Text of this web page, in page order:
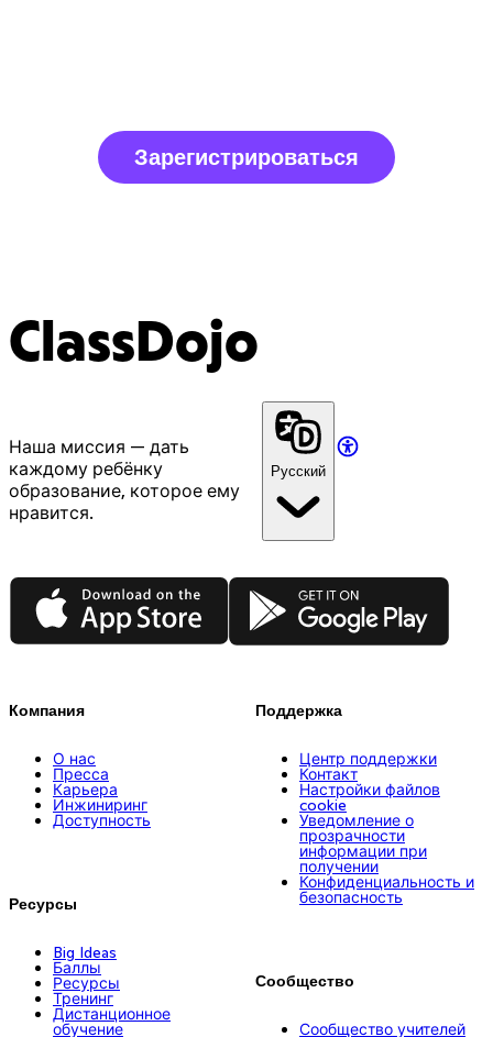
Зарегистрироваться
ClassDojo
Наша миссия — дать
каждому ребёнку
образование, которое ему
нравится.
Русский
App Store Google Play
Компания
О нас
Пресса
Карьера
Инжиниринг
Доступность
Ресурсы
Big Ideas
Баллы
Ресурсы
Тренинг
Дистанционное
обучение
Поддержка
Центр поддержки
Контакт
Настройки файлов
cookie
Уведомление о
прозрачности
информации при
получении
Конфиденциальность и
безопасность
Сообщество
Сообщество учителей